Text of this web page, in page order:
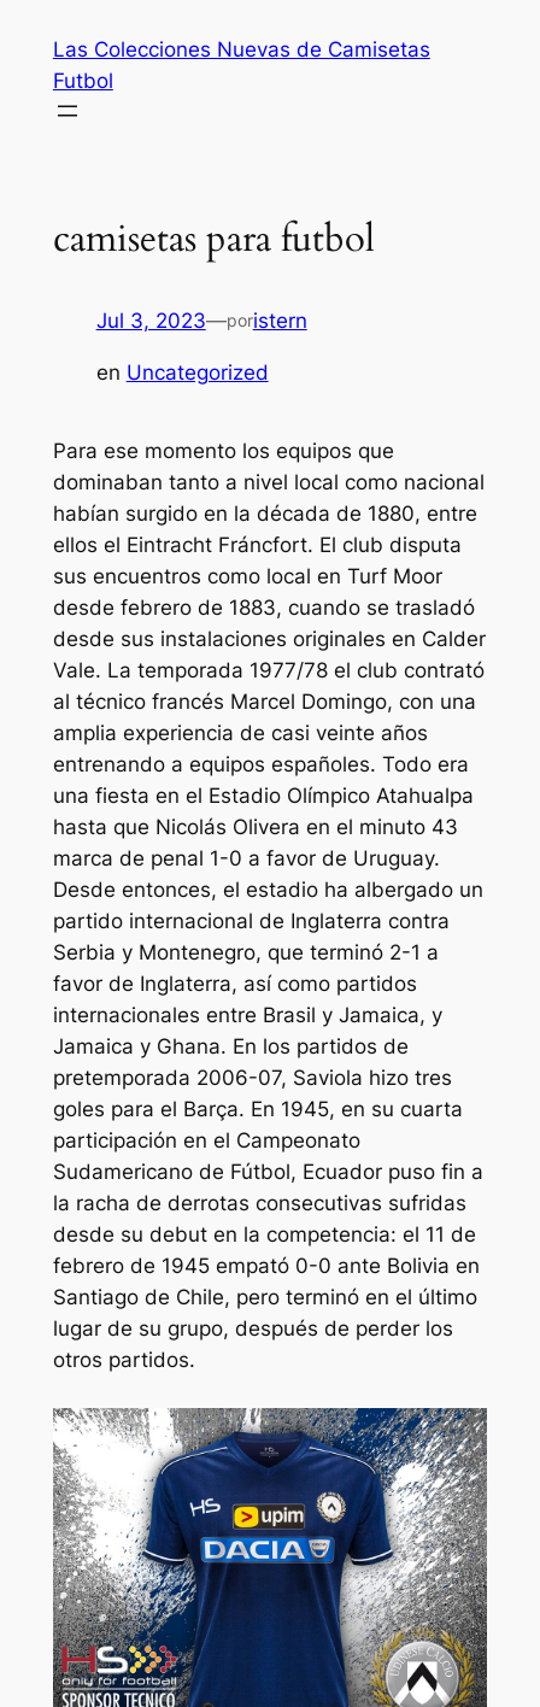
contenido
Las Colecciones Nuevas de Camisetas
Futbol
camisetas para futbol
Jul 3, 2023—poristern
en Uncategorized
Para ese momento los equipos que
dominaban tanto a nivel local como nacional
habían surgido en la década de 1880, entre
ellos el Eintracht Fráncfort. El club disputa
sus encuentros como local en Turf Moor
desde febrero de 1883, cuando se trasladó
desde sus instalaciones originales en Calder
Vale. La temporada 1977/78 el club contrató
al técnico francés Marcel Domingo, con una
amplia experiencia de casi veinte años
entrenando a equipos españoles. Todo era
una fiesta en el Estadio Olímpico Atahualpa
hasta que Nicolás Olivera en el minuto 43
marca de penal 1-0 a favor de Uruguay.
Desde entonces, el estadio ha albergado un
partido internacional de Inglaterra contra
Serbia y Montenegro, que terminó 2-1 a
favor de Inglaterra, así como partidos
internacionales entre Brasil y Jamaica, y
Jamaica y Ghana. En los partidos de
pretemporada 2006-07, Saviola hizo tres
goles para el Barça. En 1945, en su cuarta
participación en el Campeonato
Sudamericano de Fútbol, Ecuador puso fin a
la racha de derrotas consecutivas sufridas
desde su debut en la competencia: el 11 de
febrero de 1945 empató 0-0 ante Bolivia en
Santiago de Chile, pero terminó en el último
lugar de su grupo, después de perder los
otros partidos.